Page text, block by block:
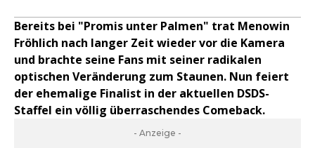
Bereits bei "Promis unter Palmen" trat Menowin
Fröhlich nach langer Zeit wieder vor die Kamera
und brachte seine Fans mit seiner radikalen
optischen Veränderung zum Staunen. Nun feiert
der ehemalige Finalist in der aktuellen DSDS-
Staffel ein völlig überraschendes Comeback.
- Anzeige -